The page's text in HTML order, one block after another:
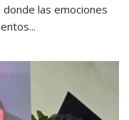
donde las emociones